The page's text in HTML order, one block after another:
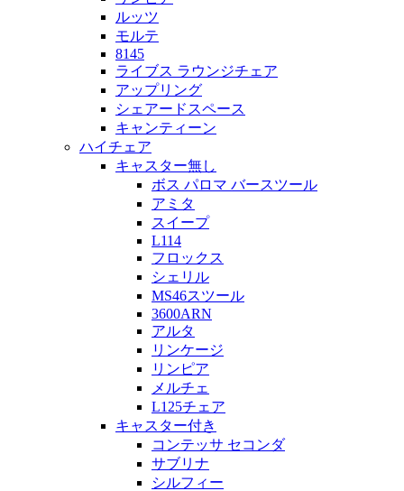
ルッツ
モルテ
8145
ライブス ラウンジチェア
アップリング
シェアードスペース
キャンティーン
ハイチェア
キャスター無し
ボス パロマ バースツール
アミタ
スイープ
L114
フロックス
シェリル
MS46スツール
3600ARN
アルタ
リンケージ
リンピア
メルチェ
L125チェア
キャスター付き
コンテッサ セコンダ
サブリナ
シルフィー